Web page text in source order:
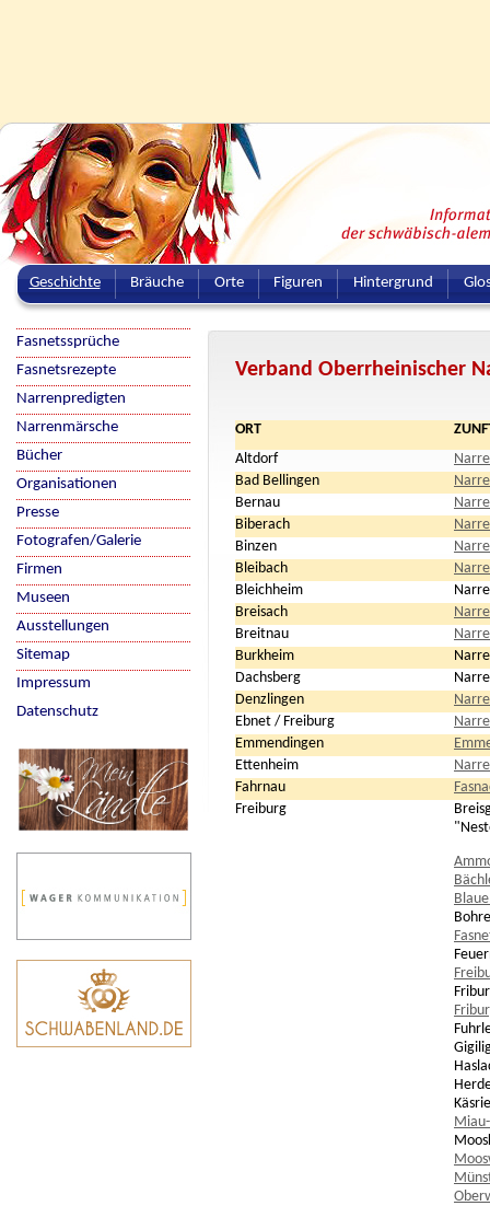
Geschichte Bräuche Orte Figuren Hintergrund
Verband Oberrheinischer
ORT
Altdorf
Bad Bellingen
Bernau
Biberach
Binzen
Bleibach
Bleichheim
Breisach
Breitnau
Burkheim
Dachsberg
Denzlingen
Ebnet / Freiburg
Emmendingen
Ettenheim
Fahrnau
Freiburg
Fasnetssprüche
Fasnetsrezepte
Narrenpredigten
Narrenmärsche
Bücher
Organisationen
Presse
Fotografen/Galerie
Firmen
Museen
Ausstellungen
Sitemap
Impressum
Datenschutz